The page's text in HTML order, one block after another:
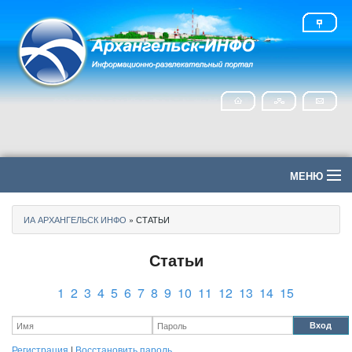
МЕНЮ
Главная
Общество
ИА АРХАНГЕЛЬСК ИНФО » СТАТЬИ
Статьи
1 2 3 4 5 6 7 8 9 10 11 12 13 14 15
Вход